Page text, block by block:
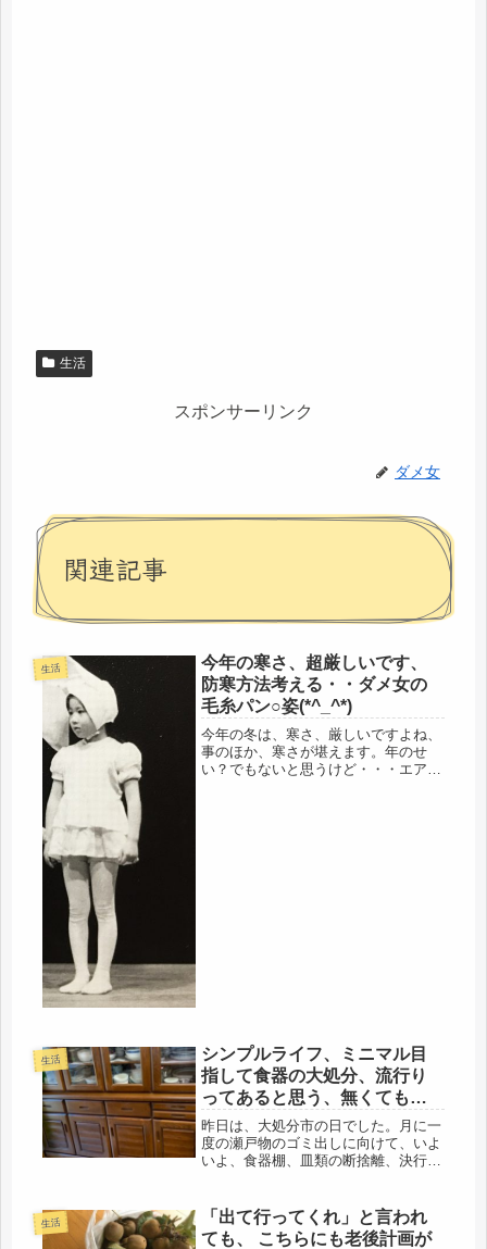
生活
スポンサーリンク
ダメ女
関連記事
生活
今年の寒さ、超厳しいです、
防寒方法考える・・ダメ女の
毛糸パン○姿(*^_^*)
今年の冬は、寒さ、厳しいですよね、
事のほか、寒さが堪えます。年のせ
い？でもないと思うけど・・・エアコ
生活
シンプルライフ、ミニマル目
指して食器の大処分、流行り
ってあると思う、無くても困
らない
昨日は、大処分市の日でした。月に一
度の瀬戸物のゴミ出しに向けて、いよ
いよ、食器棚、皿類の断捨離、決行
に・・・これはナイ( 一一)4枚扉食器
棚、床下収納、出てくる出てくる...
生活
「出て行ってくれ」と言われ
ても、 こちらにも老後計画が